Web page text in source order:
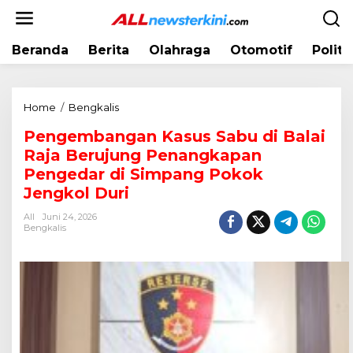
Beranda Berita Olahraga Otomotif
Home / Bengkalis
n
g
e
m
b
a
Pengembangan Kasus Sabu di Balai
Raja Berujung Penangkapan
Pengedar di Simpang Pokok
Jengkol Duri
All
Juni 24, 2026
Bengkalis